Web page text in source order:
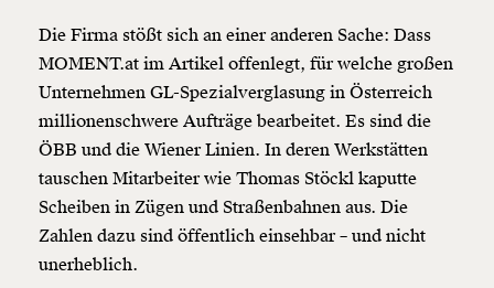
Die Firma stößt sich an einer anderen Sache: Dass
MOMENT.at im Artikel offenlegt, für welche großen
Unternehmen GL-Spezialverglasung in Österreich
millionenschwere Aufträge bearbeitet. Es sind die
ÖBB und die Wiener Linien. In deren Werkstätten
tauschen Mitarbeiter wie Thomas Stöckl kaputte
Scheiben in Zügen und Straßenbahnen aus. Die
Zahlen dazu sind öffentlich einsehbar – und nicht
unerheblich.